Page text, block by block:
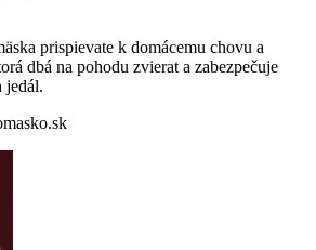
prispievate k domácemu chovu a
dbá na pohodu zvierat a zabezpečuje
jedál.